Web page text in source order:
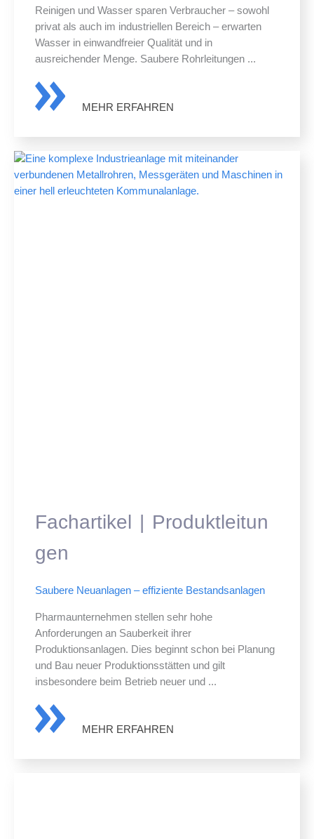
Reinigen und Wasser sparen Verbraucher – sowohl
privat als auch im industriellen Bereich – erwarten
Wasser in einwandfreier Qualität und in
ausreichender Menge. Saubere Rohrleitungen ...
MEHR ERFAHREN
Fachartikel
Produktleitun
gen
Saubere Neuanlagen – effiziente Bestandsanlagen
Pharmaunternehmen stellen sehr hohe
Anforderungen an Sauberkeit ihrer
Produktionsanlagen. Dies beginnt schon bei Planung
und Bau neuer Produktionsstätten und gilt
insbesondere beim Betrieb neuer und ...
MEHR ERFAHREN